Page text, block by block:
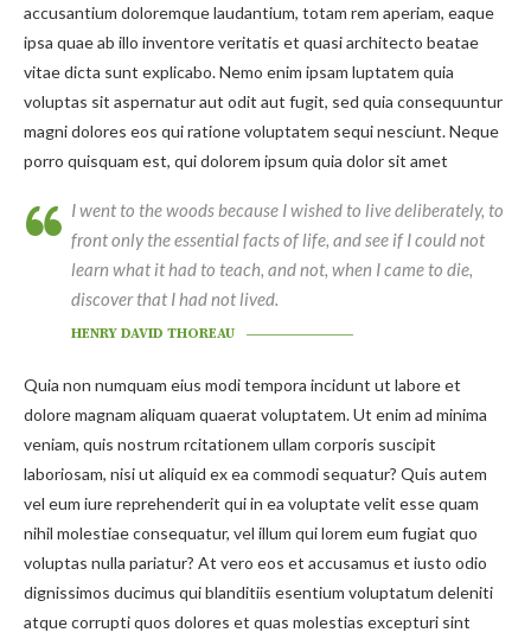
accusantium doloremque laudantium, totam rem aperiam, eaque
ipsa quae ab illo inventore veritatis et quasi architecto beatae
vitae dicta sunt explicabo. Nemo enim ipsam luptatem quia
voluptas sit aspernatur aut odit aut fugit, sed quia consequuntur
magni dolores eos qui ratione voluptatem sequi nesciunt. Neque
porro quisquam est, qui dolorem ipsum quia dolor sit amet
I went to the woods because I wished to live deliberately, to
front only the essential facts of life, and see if I could not
learn what it had to teach, and not, when I came to die,
discover that I had not lived.
HENRY DAVID THOREAU
Quia non numquam eius modi tempora incidunt ut labore et
dolore magnam aliquam quaerat voluptatem. Ut enim ad minima
veniam, quis nostrum rcitationem ullam corporis suscipit
laboriosam, nisi ut aliquid ex ea commodi sequatur? Quis autem
vel eum iure reprehenderit qui in ea voluptate velit esse quam
nihil molestiae consequatur, vel illum qui lorem eum fugiat quo
voluptas nulla pariatur? At vero eos et accusamus et iusto odio
dignissimos ducimus qui blanditiis esentium voluptatum deleniti
atque corrupti quos dolores et quas molestias excepturi sint